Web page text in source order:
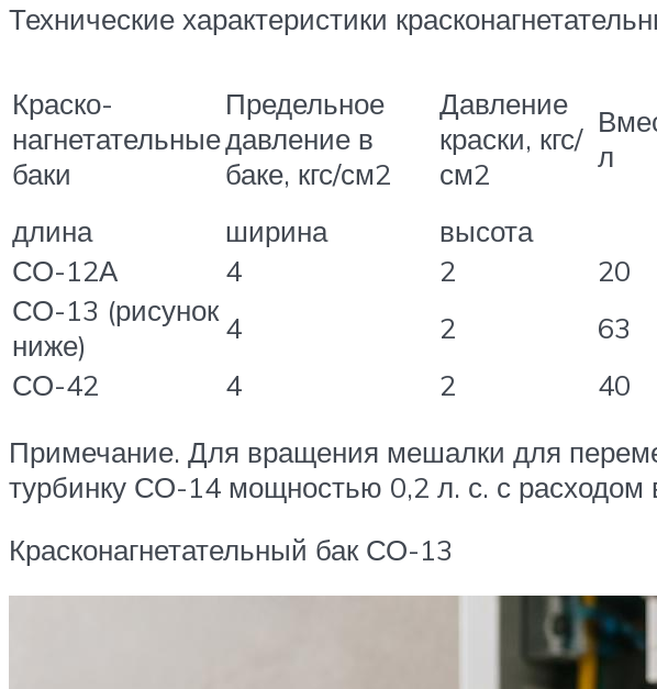
Технические характеристики
Краско-
нагнетательные
баки
Предельное
давление в
баке, кгс/см2
Давление
краски, кгс/
см2
л
длина ширина
высота
СО-12А
4 2 20
СО-13 (рисунок
ниже)
4 2 63
СО-42
4 2 40
Примечание. Для вращения мешалки для
турбинку СО-14 мощностью 0,2 л. с. с расходом
Красконагнетательный бак СО-13